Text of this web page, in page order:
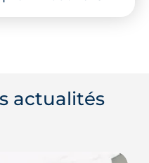
actualités